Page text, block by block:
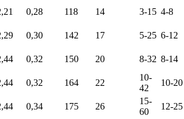
0,28 118 14 3-15 4-8
0,30 142 17 5-25 6-12
0,32 150 20 8-32 8-14
0,32 164 22
10-
42
10-20
0,34 175 26
15-
60
12-25